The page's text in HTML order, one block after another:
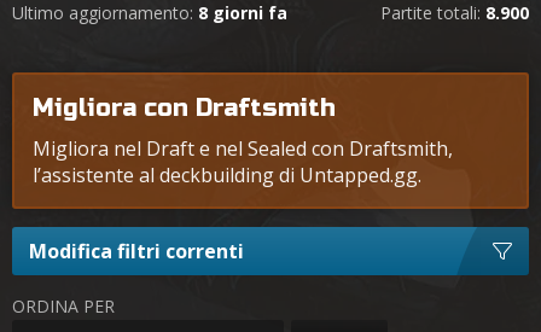
Ultimo aggiornamento: 8 giorni fa Partite totali: 8.900
Migliora con Draftsmith
Migliora nel Draft e nel Sealed con Draftsmith,
l’assistente al deckbuilding di Untapped.gg.
Modifica filtri correnti
ORDINA PER